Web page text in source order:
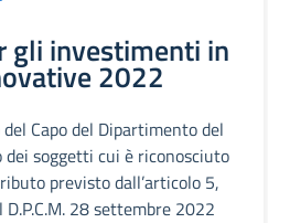
gli investimenti in
2022
Capo del Dipartimento del
dei soggetti cui è riconosciuto
previsto dall’articolo 5,
28 settembre 2022